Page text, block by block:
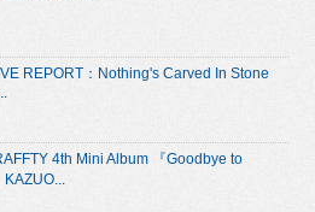
REPORT：Nothing's Carved In Stone
4th Mini Album 『Goodbye to